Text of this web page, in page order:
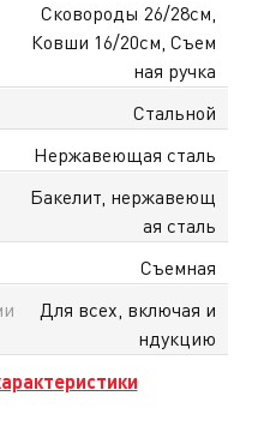
Сковороды 26/28см,
Ковши 16/20см, Съем
ная ручка
Стальной
Нержавеющая сталь
Бакелит, нержавеющ
ая сталь
Съемная
Для всех, включая и
ндукцию